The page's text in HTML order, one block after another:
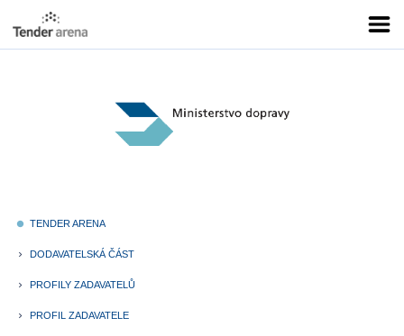
fiber_manual_record TENDER ARENA
keyboard_arrow_right DODAVATELSKÁ ČÁST
keyboard_arrow_right PROFILY ZADAVATELŮ
keyboard_arrow_right PROFIL ZADAVATELE